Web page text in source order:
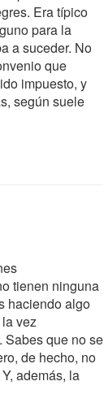
Era típico
para la
a suceder. No
que
impuesto, y
según suele
tienen ninguna
haciendo algo
vez
Sabes que no se
de hecho, no
además, la